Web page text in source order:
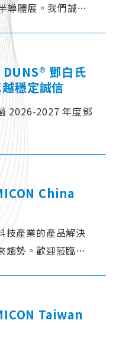
導體展。我們誠摯
參觀指導，共同
鄧白氏
穩定誠信
2026-2027 年度鄧
China
技產業的產品解決
趨勢。歡迎蒞臨交
Taiwan